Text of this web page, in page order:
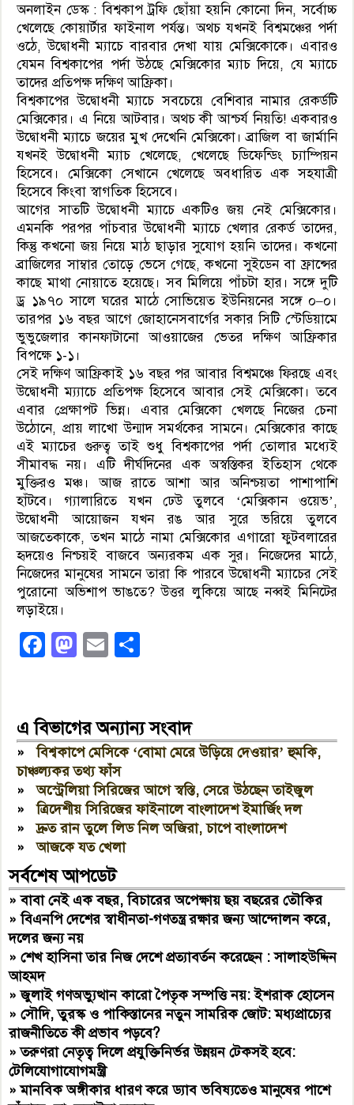
অনলাইন ডেস্ক : বিশ্বকাপ ট্রফি ছোঁয়া হয়নি কোনো দিন, সর্বোচ্চ
খেলেছে কোয়ার্টার ফাইনাল পর্যন্ত। অথচ যখনই বিশ্বমঞ্চের পর্দা
ওঠে, উদ্বোধনী ম্যাচে বারবার দেখা যায় মেক্সিকোকে। এবারও
যেমন বিশ্বকাপের পর্দা উঠছে মেক্সিকোর ম্যাচ দিয়ে, যে ম্যাচে
তাদের প্রতিপক্ষ দক্ষিণ আফ্রিকা।
বিশ্বকাপের উদ্বোধনী ম্যাচে সবচেয়ে বেশিবার নামার রেকর্ডটি
মেক্সিকোর। এ নিয়ে আটবার। অথচ কী আশ্চর্য নিয়তি! একবারও
উদ্বোধনী ম্যাচে জয়ের মুখ দেখেনি মেক্সিকো। ব্রাজিল বা জার্মানি
যখনই উদ্বোধনী ম্যাচ খেলেছে, খেলেছে ডিফেন্ডিং চ্যাম্পিয়ন
হিসেবে। মেক্সিকো সেখানে খেলেছে অবধারিত এক সহযাত্রী
হিসেবে কিংবা স্বাগতিক হিসেবে।
আগের সাতটি উদ্বোধনী ম্যাচে একটিও জয় নেই মেক্সিকোর।
এমনকি পরপর পাঁচবার উদ্বোধনী ম্যাচে খেলার রেকর্ড তাদের,
কিন্তু কখনো জয় নিয়ে মাঠ ছাড়ার সুযোগ হয়নি তাদের। কখনো
ব্রাজিলের সাম্বার তোড়ে ভেসে গেছে, কখনো সুইডেন বা ফ্রান্সের
কাছে মাথা নোয়াতে হয়েছে। সব মিলিয়ে পাঁচটা হার। সঙ্গে দুটি
ড্র ১৯৭০ সালে ঘরের মাঠে সোভিয়েত ইউনিয়নের সঙ্গে ০–০।
তারপর ১৬ বছর আগে জোহানেসবার্গের সকার সিটি স্টেডিয়ামে
ভুভুজেলার কানফাটানো আওয়াজের ভেতর দক্ষিণ আফ্রিকার
বিপক্ষে ১-১।
সেই দক্ষিণ আফ্রিকাই ১৬ বছর পর আবার বিশ্বমঞ্চে ফিরছে এবং
উদ্বোধনী ম্য্যাচে প্রতিপক্ষ হিসেবে আবার সেই মেক্সিকো। তবে
এবার প্রেক্ষাপট ভিন্ন। এবার মেক্সিকো খেলছে নিজের চেনা
উঠোনে, প্রায় লাখো উন্মাদ সমর্থকের সামনে। মেক্সিকোর কাছে
এই ম্যাচের গুরুত্ব তাই শুধু বিশ্বকাপের পর্দা তোলার মধ্যেই
সীমাবদ্ধ নয়। এটি দীর্ঘদিনের এক অস্বস্তিকর ইতিহাস থেকে
মুক্তিরও মঞ্চ। আজ রাতে আশা আর অনিশ্চয়তা পাশাপাশি
হাঁটবে। গ্যালারিতে যখন ঢেউ তুলবে ‘মেক্সিকান ওয়েভ’,
উদ্বোধনী আয়োজন যখন রঙ আর সুরে ভরিয়ে তুলবে
আজতেকাকে, তখন মাঠে নামা মেক্সিকোর এগারো ফুটবলারের
হৃদয়েও নিশ্চয়ই বাজবে অন্যরকম এক সুর। নিজেদের মাঠে,
নিজেদের মানুষের সামনে তারা কি পারবে উদ্বোধনী ম্যাচের সেই
পুরোনো অভিশাপ ভাঙতে? উত্তর লুকিয়ে আছে নব্বই মিনিটের
লড়াইয়ে।
Facebook
Mastodon
Email
এ বিভাগের অন্যান্য সংবাদ
»বিশ্বকাপে মেসিকে ‘বোমা মেরে উড়িয়ে দেওয়ার’ হুমকি,
চাঞ্চল্যকর তথ্য ফাঁস
»অস্ট্রেলিয়া সিরিজের আগে স্বস্তি, সেরে উঠছেন তাইজুল
»ত্রিদেশীয় সিরিজের ফাইনালে বাংলাদেশ ইমার্জিং দল
»দ্রুত রান তুলে লিড নিল অজিরা, চাপে বাংলাদেশ
»আজকে যত খেলা
সর্বশেষ আপডেট
»বাবা নেই এক বছর, বিচারের অপেক্ষায় ছয় বছরের তৌকির
»বিএনপি দেশের স্বাধীনতা-গণতন্ত্র রক্ষার জন্য আন্দোলন করে,
দলের জন্য নয়
»শেখ হাসিনা তার নিজ দেশে প্রত্যাবর্তন করেছেন : সালাহউদ্দিন
আহমদ
»জুলাই গণঅভ্যুত্থান কারো পৈতৃক সম্পত্তি নয়: ইশরাক হোসেন
»সৌদি, তুরস্ক ও পাকিস্তানের নতুন সামরিক জোট: মধ্যপ্রাচ্যের
রাজনীতিতে কী প্রভাব পড়বে?
»তরুণরা নেতৃত্ব দিলে প্রযুক্তিনির্ভর উন্নয়ন টেকসই হবে:
টেলিযোগাযোগমন্ত্রী
»মানবিক অঙ্গীকার ধারণ করে ড্যাব ভবিষ্যতেও মানুষের পাশে